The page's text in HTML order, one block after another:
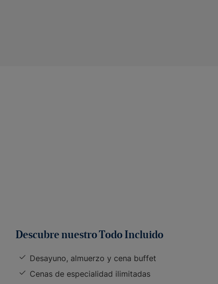
Descubre nuestro Todo Incluido
Desayuno, almuerzo y cena buffet
Cenas de especialidad ilimitadas